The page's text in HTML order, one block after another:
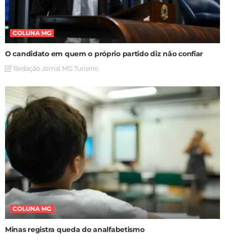
COLUNA MG
O candidato em quem o próprio partido diz não confiar
Redação Jornal MG Turismo
COLUNA MG
Minas registra queda do analfabetismo